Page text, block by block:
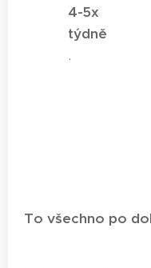
4-5x
týdně
.
To všechno po